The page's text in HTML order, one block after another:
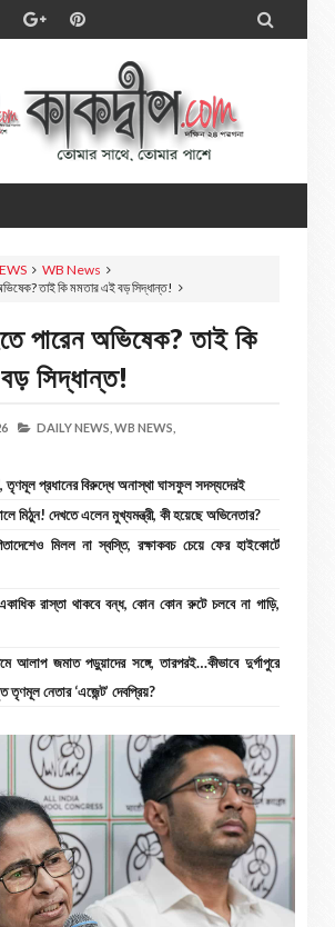

WB News
তাই কি মমতার এই বড় সিদ্ধান্ত!
পারেন অভিষেক? তাই কি
সিদ্ধান্ত!
DAILY NEWS, WB NEWS,
তৃণমূল প্রধানের বিরুদ্ধে অনাস্থা ঘাসফুল সদস্যদেরই
মিঠুন! দেখতে এলেন মুখ্যমন্ত্রী, কী হয়েছে অভিনেতার?
মিলল না স্বস্তি, রক্ষাকবচ চেয়ে ফের হাইকোর্টে
রাস্তা থাকবে বন্ধ, কোন কোন রুটে চলবে না গাড়ি,
আলাপ জমাত পড়ুয়াদের সঙ্গে, তারপরই…কীভাবে দুর্গাপুরে
তৃণমূল নেতার ‘এজেন্ট’ দেবপ্রিয়?